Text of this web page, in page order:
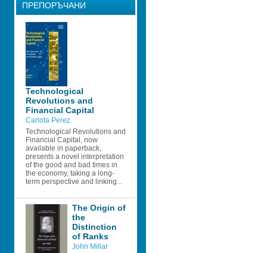
ПРЕПОРЪЧАНИ
Technological
Revolutions and
Financial Capital
Carlota Perez
Technological Revolutions and
Financial Capital, now
available in paperback,
presents a novel interpretation
of the good and bad times in
the economy, taking a long-
term perspective and linking...
The Origin of
the
Distinction
of Ranks
John Millar